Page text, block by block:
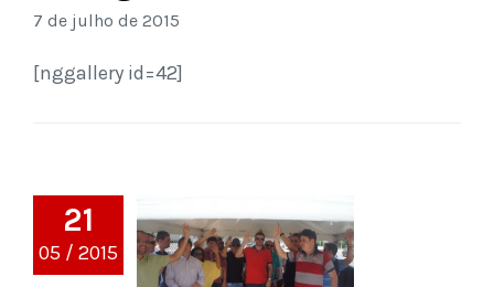
7 de julho de 2015
[nggallery id=42]
21
05 / 2015